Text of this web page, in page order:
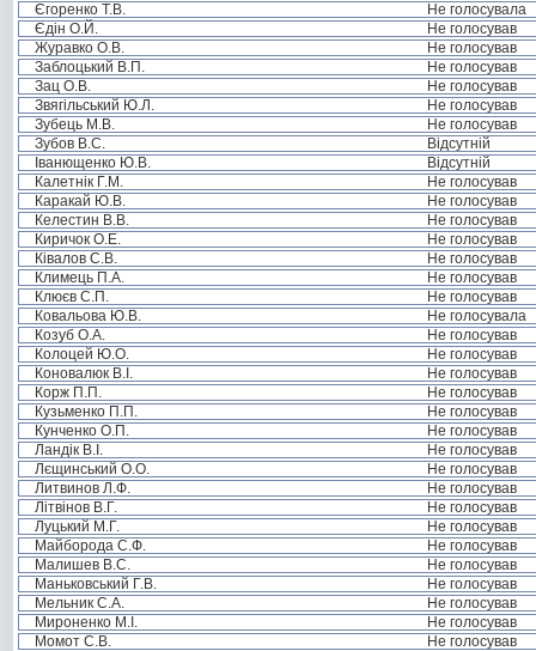
Єгоренко Т.В.
Не голосувала
Єдін О.Й.
Не голосував
Журавко О.В.
Не голосував
Заблоцький В.П.
Не голосував
Зац О.В.
Не голосував
Звягільський Ю.Л.
Не голосував
Зубець М.В.
Не голосував
Зубов В.С.
Відсутній
Іванющенко Ю.В.
Відсутній
Калетнік Г.М.
Не голосував
Каракай Ю.В.
Не голосував
Келестин В.В.
Не голосував
Киричок О.Е.
Не голосував
Ківалов С.В.
Не голосував
Климець П.А.
Не голосував
Клюєв С.П.
Не голосував
Ковальова Ю.В.
Не голосувала
Козуб О.А.
Не голосував
Колоцей Ю.О.
Не голосував
Коновалюк В.І.
Не голосував
Корж П.П.
Не голосував
Кузьменко П.П.
Не голосував
Кунченко О.П.
Не голосував
Ландік В.І.
Не голосував
Лєщинський О.О.
Не голосував
Литвинов Л.Ф.
Не голосував
Літвінов В.Г.
Не голосував
Луцький М.Г.
Не голосував
Майборода С.Ф.
Не голосував
Малишев В.С.
Не голосував
Маньковський Г.В.
Не голосував
Мельник С.А.
Не голосував
Мироненко М.І.
Не голосував
Момот С.В.
Не голосував